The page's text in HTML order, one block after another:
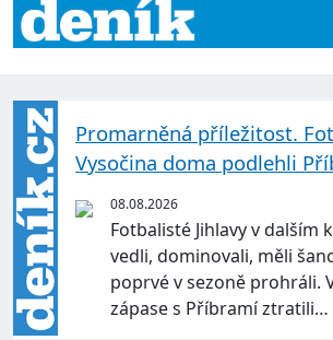
Promarněná příležitost.
Vysočina doma podlehli
08.08.2026
Fotbalisté Jihlavy v dalším
vedli, dominovali, měli
poprvé v sezoně prohráli.
zápase s Příbramí ztratili…